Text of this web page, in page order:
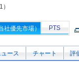
社優先市場） PTS
ュース チャート 評